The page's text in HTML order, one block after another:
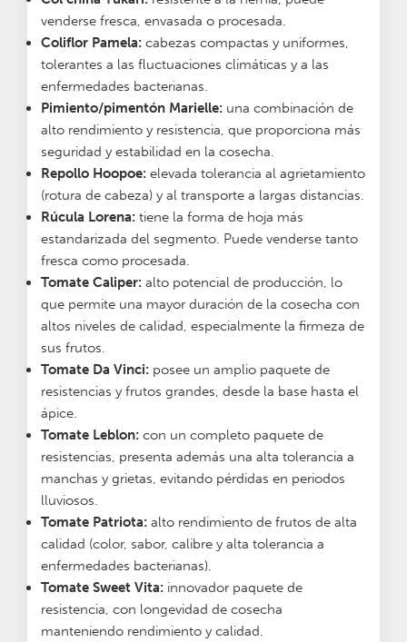
venderse fresca, envasada o procesada.
Coliflor Pamela: cabezas compactas y uniformes,
tolerantes a las fluctuaciones climáticas y a las
enfermedades bacterianas.
Pimiento/pimentón Marielle: una combinación de
alto rendimiento y resistencia, que proporciona más
seguridad y estabilidad en la cosecha.
Repollo Hoopoe: elevada tolerancia al agrietamiento
(rotura de cabeza) y al transporte a largas distancias.
Rúcula Lorena: tiene la forma de hoja más
estandarizada del segmento. Puede venderse tanto
fresca como procesada.
Tomate Caliper: alto potencial de producción, lo
que permite una mayor duración de la cosecha con
altos niveles de calidad, especialmente la firmeza de
sus frutos.
Tomate Da Vinci: posee un amplio paquete de
resistencias y frutos grandes, desde la base hasta el
ápice.
Tomate Leblon: con un completo paquete de
resistencias, presenta además una alta tolerancia a
manchas y grietas, evitando pérdidas en periodos
lluviosos.
Tomate Patriota: alto rendimiento de frutos de alta
calidad (color, sabor, calibre y alta tolerancia a
enfermedades bacterianas).
Tomate Sweet Vita: innovador paquete de
resistencia, con longevidad de cosecha
manteniendo rendimiento y calidad.